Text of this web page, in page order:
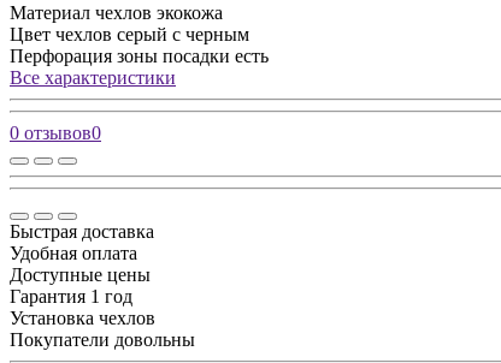
Материал чехлов экокожа
Цвет чехлов серый с черным
Перфорация зоны посадки есть
Все характеристики
0 отзывов0
Быстрая доставка
Удобная оплата
Доступные цены
Гарантия 1 год
Установка чехлов
Покупатели довольны